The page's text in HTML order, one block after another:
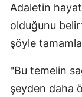
Adaletin
olduğunu
şöyle
"Bu temelin
şeyden daha